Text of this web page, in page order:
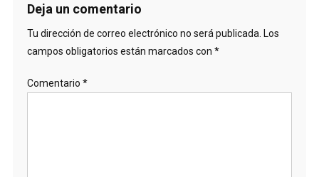
Deja un comentario
Tu dirección de correo electrónico no será publicada. Los
campos obligatorios están marcados con *
Comentario *